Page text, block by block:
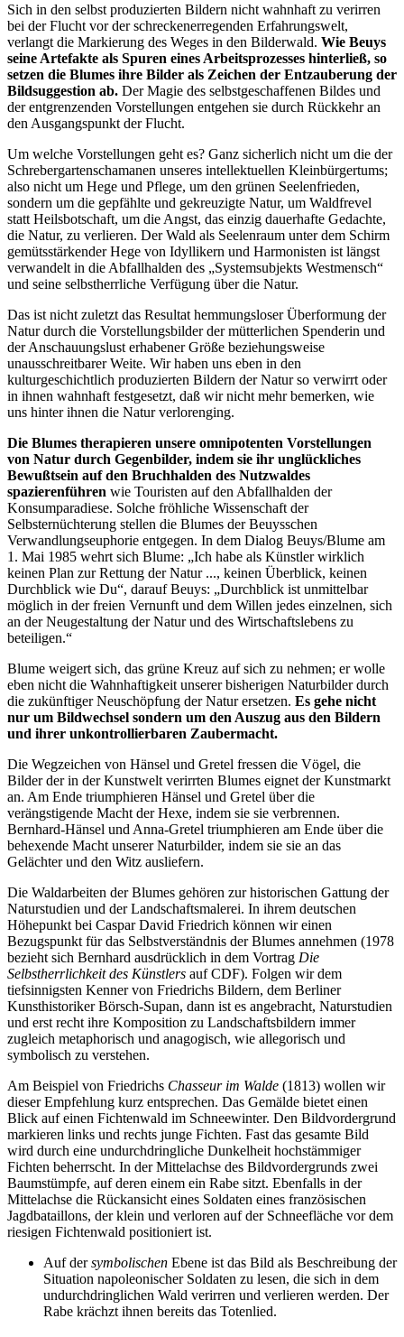
Sich in den selbst produzierten Bildern nicht wahnhaft zu verirren
bei der Flucht vor der schreckenerregenden Erfahrungswelt,
verlangt die Markierung des Weges in den Bilderwald. Wie Beuys
seine Artefakte als Spuren eines Arbeitsprozesses hinterließ, so
setzen die Blumes ihre Bilder als Zeichen der Entzauberung der
Bildsuggestion ab. Der Magie des selbstgeschaffenen Bildes und
der entgrenzenden Vorstellungen entgehen sie durch Rückkehr an
den Ausgangspunkt der Flucht.
Um welche Vorstellungen geht es? Ganz sicherlich nicht um die der
Schrebergartenschamanen unseres intellektuellen Kleinbürgertums;
also nicht um Hege und Pflege, um den grünen Seelenfrieden,
sondern um die gepfählte und gekreuzigte Natur, um Waldfrevel
statt Heilsbotschaft, um die Angst, das einzig dauerhafte Gedachte,
die Natur, zu verlieren. Der Wald als Seelenraum unter dem Schirm
gemütsstärkender Hege von Idyllikern und Harmonisten ist längst
verwandelt in die Abfallhalden des „Systemsubjekts Westmensch“
und seine selbstherrliche Verfügung über die Natur.
Das ist nicht zuletzt das Resultat hemmungsloser Überformung der
Natur durch die Vorstellungsbilder der mütterlichen Spenderin und
der Anschauungslust erhabener Größe beziehungsweise
unausschreitbarer Weite. Wir haben uns eben in den
kulturgeschichtlich produzierten Bildern der Natur so verwirrt oder
in ihnen wahnhaft festgesetzt, daß wir nicht mehr bemerken, wie
uns hinter ihnen die Natur verlorenging.
Die Blumes therapieren unsere omnipotenten Vorstellungen
von Natur durch Gegenbilder, indem sie ihr unglückliches
Bewußtsein auf den Bruchhalden des Nutzwaldes
spazierenführen wie Touristen auf den Abfallhalden der
Konsumparadiese. Solche fröhliche Wissenschaft der
Selbsternüchterung stellen die Blumes der Beuysschen
Verwandlungseuphorie entgegen. In dem Dialog Beuys/Blume am
1. Mai 1985 wehrt sich Blume: „Ich habe als Künstler wirklich
keinen Plan zur Rettung der Natur ..., keinen Überblick, keinen
Durchblick wie Du“, darauf Beuys: „Durchblick ist unmittelbar
möglich in der freien Vernunft und dem Willen jedes einzelnen, sich
an der Neugestaltung der Natur und des Wirtschaftslebens zu
beteiligen.“
Blume weigert sich, das grüne Kreuz auf sich zu nehmen; er wolle
eben nicht die Wahnhaftigkeit unserer bisherigen Naturbilder durch
die zukünftiger Neuschöpfung der Natur ersetzen. Es gehe nicht
nur um Bildwechsel sondern um den Auszug aus den Bildern
und ihrer unkontrollierbaren Zaubermacht.
Die Wegzeichen von Hänsel und Gretel fressen die Vögel, die
Bilder der in der Kunstwelt verirrten Blumes eignet der Kunstmarkt
an. Am Ende triumphieren Hänsel und Gretel über die
verängstigende Macht der Hexe, indem sie sie verbrennen.
Bernhard-Hänsel und Anna-Gretel triumphieren am Ende über die
behexende Macht unserer Naturbilder, indem sie sie an das
Gelächter und den Witz ausliefern.
Die Waldarbeiten der Blumes gehören zur historischen Gattung der
Naturstudien und der Landschaftsmalerei. In ihrem deutschen
Höhepunkt bei Caspar David Friedrich können wir einen
Bezugspunkt für das Selbstverständnis der Blumes annehmen (1978
bezieht sich Bernhard ausdrücklich in dem Vortrag Die
Selbstherrlichkeit des Künstlers auf CDF). Folgen wir dem
tiefsinnigsten Kenner von Friedrichs Bildern, dem Berliner
Kunsthistoriker Börsch-Supan, dann ist es angebracht, Naturstudien
und erst recht ihre Komposition zu Landschaftsbildern immer
zugleich metaphorisch und anagogisch, wie allegorisch und
symbolisch zu verstehen.
Am Beispiel von Friedrichs Chasseur im Walde (1813) wollen wir
dieser Empfehlung kurz entsprechen. Das Gemälde bietet einen
Blick auf einen Fichtenwald im Schneewinter. Den Bildvordergrund
markieren links und rechts junge Fichten. Fast das gesamte Bild
wird durch eine undurchdringliche Dunkelheit hochstämmiger
Fichten beherrscht. In der Mittelachse des Bildvordergrunds zwei
Baumstümpfe, auf deren einem ein Rabe sitzt. Ebenfalls in der
Mittelachse die Rückansicht eines Soldaten eines französischen
Jagdbataillons, der klein und verloren auf der Schneefläche vor dem
riesigen Fichtenwald positioniert ist.
Auf dersymbolischen Ebene ist das Bild als Beschreibung der
Situation napoleonischer Soldaten zu lesen, die sich in dem
undurchdringlichen Wald verirren und verlieren werden. Der
Rabe krächzt ihnen bereits das Totenlied.